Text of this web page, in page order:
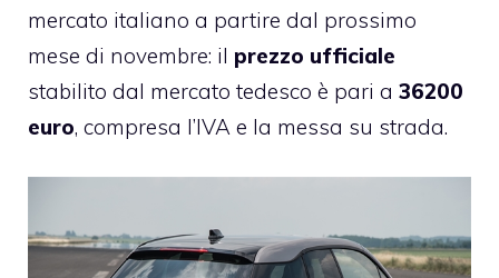
mercato italiano a partire dal prossimo
mese di novembre: il prezzo ufficiale
stabilito dal mercato tedesco è pari a 36200
euro, compresa l’IVA e la messa su strada.